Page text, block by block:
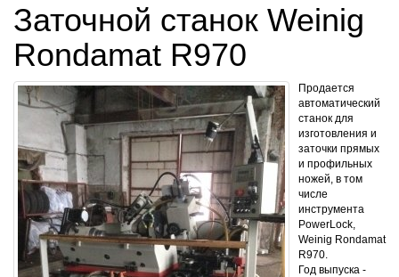
Заточной станок Weinig
Rondamat R970
Продается
автоматический
станок для
изготовления и
заточки прямых
и профильных
ножей, в том
числе
инструмента
PowerLock,
Weinig Rondamat
R970.
Год выпуска -